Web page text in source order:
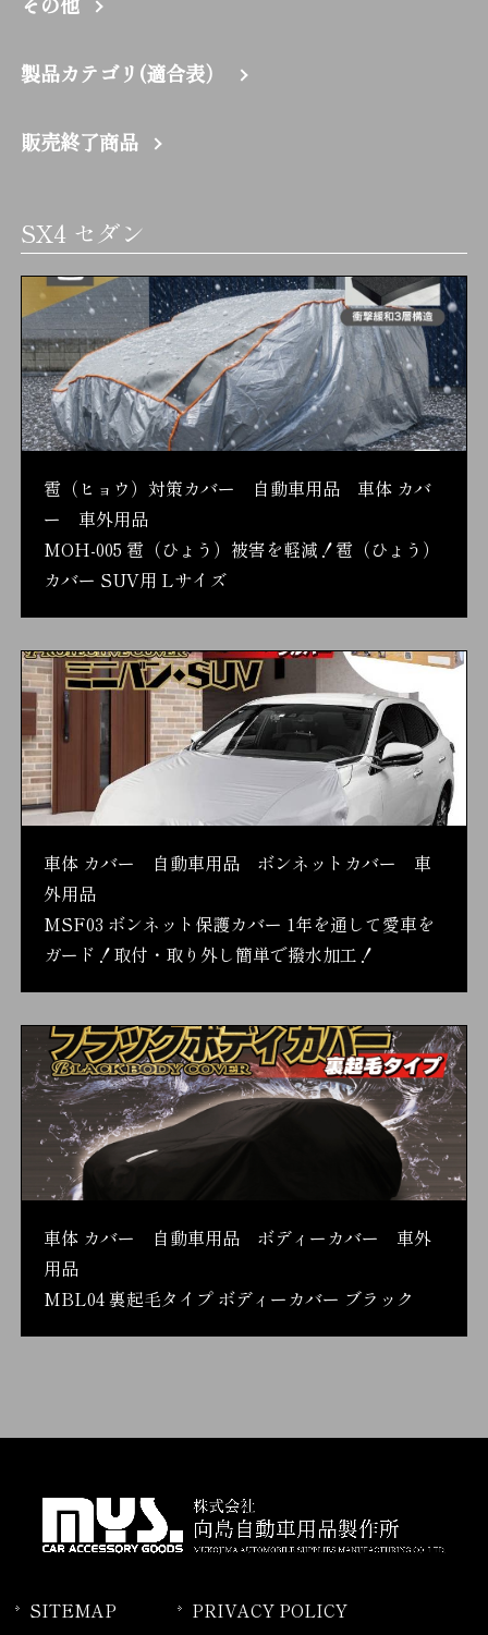
製品カテゴリ(適合表）
販売終了商品
SX4 セダン
雹（ヒョウ）対策カバー 自動車用品 車体 カバ
ー 車外用品
MOH-005 雹（ひょう）被害を軽減！雹（ひょう）
カバー SUV用 Lサイズ
車体 カバー 自動車用品 ボンネットカバー 車
外用品
MSF03 ボンネット保護カバー 1年を通して愛車を
ガード！取付・取り外し簡単で撥水加工！
車体 カバー 自動車用品 ボディーカバー 車外
用品
MBL04 裏起毛タイプ ボディーカバー ブラック
SITEMAP PRIVACY POLICY